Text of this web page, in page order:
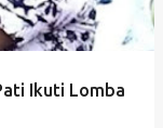
Ikuti Lomba